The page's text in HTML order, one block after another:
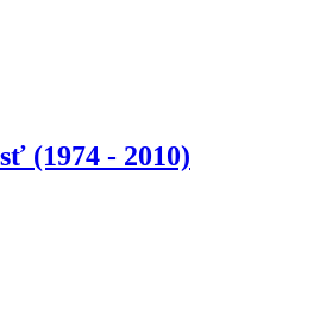
(1974 - 2010)